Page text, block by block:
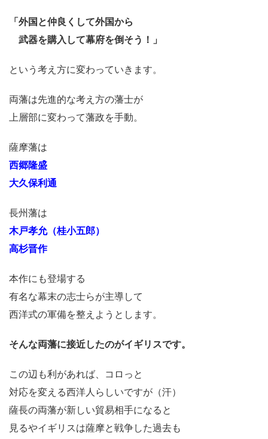
「外国と仲良くして外国から
武器を購入して幕府を倒そう！」
という考え方に変わっていきます。
両藩は先進的な考え方の藩士が
上層部に変わって藩政を手動。
薩摩藩は
西郷隆盛
大久保利通
長州藩は
木戸孝允（桂小五郎）
高杉晋作
本作にも登場する
有名な幕末の志士らが主導して
西洋式の軍備を整えようとします。
そんな両藩に接近したのがイギリスです。
この辺も利があれば、コロっと
対応を変える西洋人らしいですが（汗）
薩長の両藩が新しい貿易相手になると
見るやイギリスは薩摩と戦争した過去も